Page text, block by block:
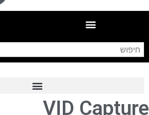
Frame Grabber
VID Capture